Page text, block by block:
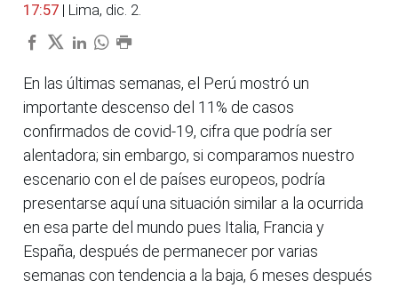
17:57 | Lima, dic. 2.
En las últimas semanas, el Perú mostró un
importante descenso del 11% de casos
confirmados de covid-19, cifra que podría ser
alentadora; sin embargo, si comparamos nuestro
escenario con el de países europeos, podría
presentarse aquí una situación similar a la ocurrida
en esa parte del mundo pues Italia, Francia y
España, después de permanecer por varias
semanas con tendencia a la baja, 6 meses después